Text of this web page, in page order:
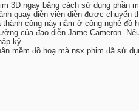
3D ngay bằng cách sử dụng phần
quay diễn viên diễn được chuyển
công này nằm ở công nghệ đồ
của đạo diễn Jame Cameron.
kỷ.
mềm đồ hoạ mà nsx phim đã sử